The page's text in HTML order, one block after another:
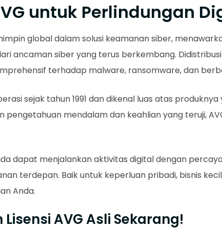
untuk Perlindungan
global dalam solusi keamanan siber,
ancaman siber yang terus berkembang.
terhadap malware, ransomware, dan
sejak tahun 1991 dan dikenal luas atas
pengetahuan mendalam dan keahlian yang teruji,
dapat menjalankan aktivitas digital dengan
terdepan. Baik untuk keperluan pribadi, bisnis
Anda.
AVG Asli Sekarang!